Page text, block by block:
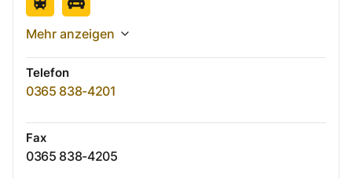
Mehr anzeigen
Telefon
0365 838-4201
Fax
0365 838-4205